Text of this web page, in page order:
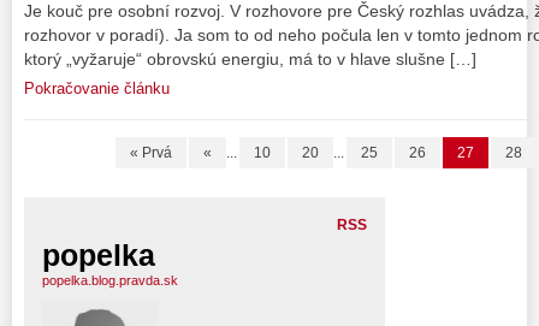
Je kouč pre osobní rozvoj. V rozhovore pre Český rozhlas uvádza,
rozhovor v poradí). Ja som to od neho počula len v tomto jednom
ktorý „vyžaruje“ obrovskú energiu, má to v hlave slušne […]
Pokračovanie článku
« Prvá « ... 10 20 ... 25 26 27 28
RSS
popelka
popelka.blog.pravda.sk